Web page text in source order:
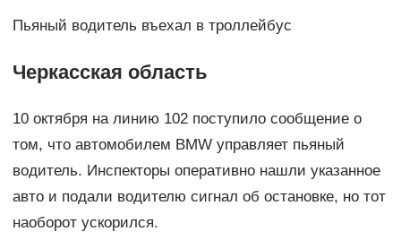
Пьяный водитель въехал в троллейбус
Черкасская область
10 октября на линию 102 поступило сообщение о
том, что автомобилем BMW управляет пьяный
водитель. Инспекторы оперативно нашли указанное
авто и подали водителю сигнал об остановке, но тот
наоборот ускорился.